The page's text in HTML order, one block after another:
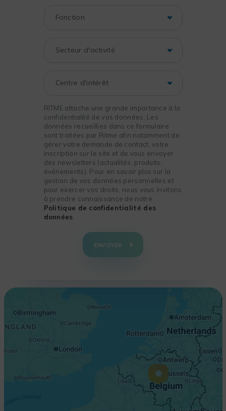
RITME attache une grande importance à la
confidentialité de vos données. Les
données recueillies dans ce formulaire
sont traitées par Ritme afin notamment de
gérer votre demande de contact, votre
inscription sur le site et de vous envoyer
des newsletters (actualités, produits,
événements). Pour en savoir plus sur la
gestion de vos données personnelles et
pour exercer vos droits, nous vous invitons
à prendre connaissance de notre
Politique de confidentialité des
données
ENVOYER